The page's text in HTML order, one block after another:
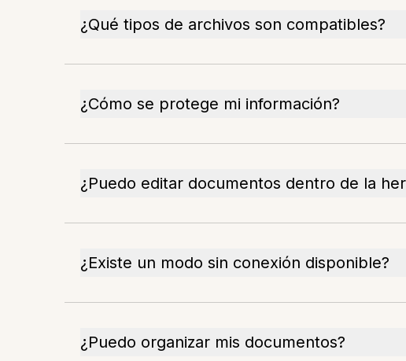
¿Qué tipos de archivos son compatibles?
¿Cómo se protege mi información?
¿Puedo editar documentos dentro de la
¿Existe un modo sin conexión disponible?
¿Puedo organizar mis documentos?